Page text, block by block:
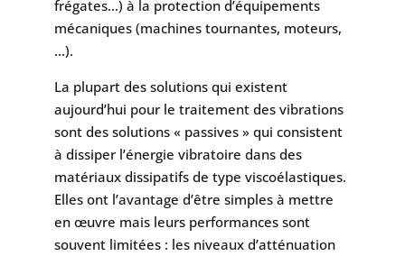
frégates…) à la protection d’équipements
mécaniques (machines tournantes, moteurs,
…).
La plupart des solutions qui existent
aujourd’hui pour le traitement des vibrations
sont des solutions « passives » qui consistent
à dissiper l’énergie vibratoire dans des
matériaux dissipatifs de type viscoélastiques.
Elles ont l’avantage d’être simples à mettre
en œuvre mais leurs performances sont
souvent limitées : les niveaux d’atténuation